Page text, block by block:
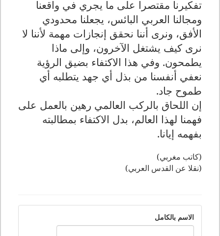
تفكيرنا مقتصرا على ما يجري في واقعنا
ومجالنا العربي البائس، يجعلنا محدودي
الأفق، ونرى أننا نحقق إنجازات مهمة لأننا لا
نرى كيف يشتغل الآخرون، وإلى ماذا
يطمحون. وفي هذا الاكتفاء بضيق الرؤية
نعفي أنفسنا من بذل أي جهد يتطلبه أي
طموح جاد.
إن اللحاق بالركب العالمي رهين بالعمل على
فهمنا لهذا العالم، بدل الاكتفاء بمطالبته
بفهمه إيانا.
(كاتب مغربي)
(نقلا عن القدس العربي)
الاسم بالكامل